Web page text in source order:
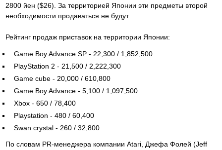
2800 йен ($26). За территорией Японии эти предметы второй
необходимости продаваться не будут.
Рейтинг продаж приставок на территории Японии:
Game Boy Advance SP - 22,300 / 1,852,500
PlayStation 2 - 21,500 / 2,222,300
Game cube - 20,000 / 610,800
Game Boy Advance - 5,100 / 1,097,500
Xbox - 650 / 78,400
Playstation - 480 / 60,400
Swan crystal - 260 / 32,800
По словам PR-менеджера компании Atari, Джефа Фолей (Jeff